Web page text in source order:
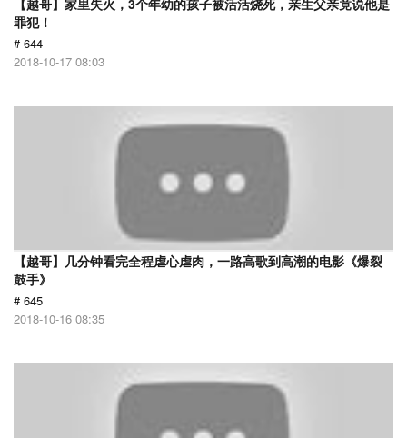
【越哥】家里失火，3个年幼的孩子被活活烧死，亲生父亲竟说他是
罪犯！
# 644
2018-10-17 08:03
【越哥】几分钟看完全程虐心虐肉，一路高歌到高潮的电影《爆裂
鼓手》
# 645
2018-10-16 08:35